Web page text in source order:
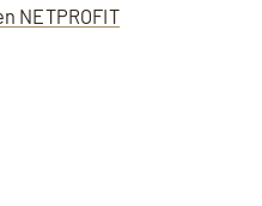
NETPROFIT